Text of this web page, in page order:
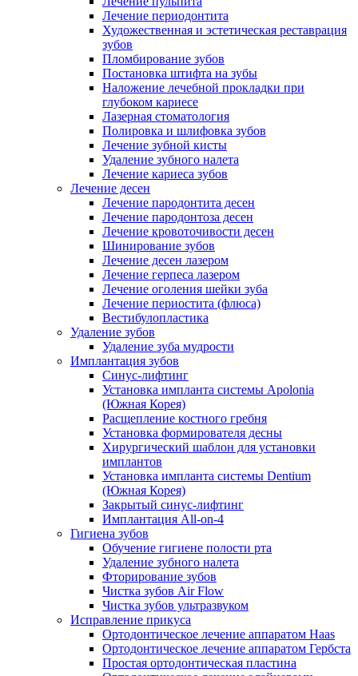
Лечение периодонтита
Художественная и эстетическая реставрация
зубов
Пломбирование зубов
Постановка штифта на зубы
Наложение лечебной прокладки при
глубоком кариесе
Лазерная стоматология
Полировка и шлифовка зубов
Лечение зубной кисты
Удаление зубного налета
Лечение кариеса зубов
Лечение десен
Лечение пародонтита десен
Лечение пародонтоза десен
Лечение кровоточивости десен
Шинирование зубов
Лечение десен лазером
Лечение герпеса лазером
Лечение оголения шейки зуба
Лечение периостита (флюса)
Вестибулопластика
Удаление зубов
Удаление зуба мудрости
Имплантация зубов
Синус-лифтинг
Установка импланта системы Apolonia
(Южная Корея)
Расщепление костного гребня
Установка формирователя десны
Хирургический шаблон для установки
имплантов
Установка импланта системы Dentium
(Южная Корея)
Закрытый синус-лифтинг
Имплантация All-on-4
Гигиена зубов
Обучение гигиене полости рта
Удаление зубного налета
Фторирование зубов
Чистка зубов Air Flow
Чистка зубов ультразвуком
Исправление прикуса
Ортодонтическое лечение аппаратом Haas
Ортодонтическое лечение аппаратом Гербста
Простая ортодонтическая пластина